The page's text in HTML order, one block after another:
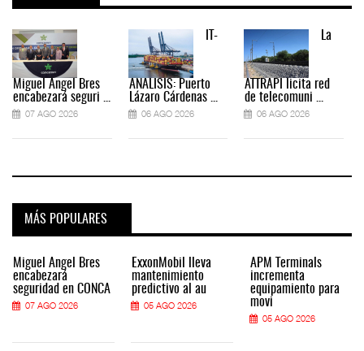
Miguel Ángel Bres
encabezará seguri ...
07 AGO 2026
IT-
ANÁLISIS: Puerto
Lázaro Cárdenas ...
06 AGO 2026
La
ATTRAPI licita red
de telecomuni ...
06 AGO 2026
MÁS POPULARES
Miguel Ángel Bres
encabezará
seguridad en CONCA
07 AGO 2026
ExxonMobil lleva
mantenimiento
predictivo al au
05 AGO 2026
APM Terminals
incrementa
equipamiento para
movi
05 AGO 2026